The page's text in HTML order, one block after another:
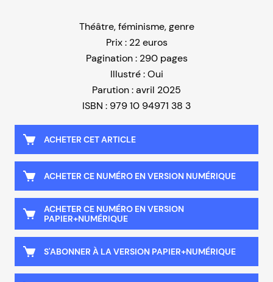
Théâtre, féminisme, genre
Prix : 22 euros
Pagination : 290 pages
Illustré : Oui
Parution : avril 2025
ISBN : 979 10 94971 38 3
ACHETER CET ARTICLE
ACHETER CE NUMÉRO EN VERSION NUMÉRIQUE
ACHETER CE NUMÉRO EN VERSION
PAPIER+NUMÉRIQUE
S'ABONNER À LA VERSION PAPIER+NUMÉRIQUE